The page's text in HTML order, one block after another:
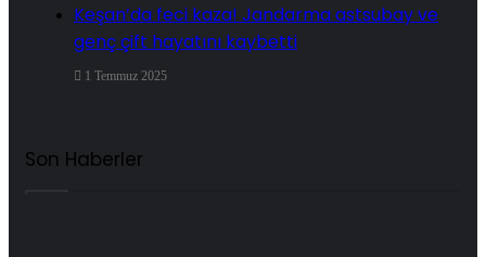
Keşan’da feci kaza! Jandarma astsubay ve
genç çift hayatını kaybetti
1 Temmuz 2025
Son Haberler